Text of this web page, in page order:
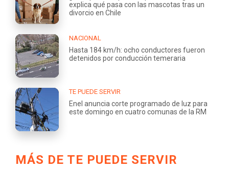
explica qué pasa con las mascotas tras un
divorcio en Chile
NACIONAL
Hasta 184 km/h: ocho conductores fueron
detenidos por conducción temeraria
TE PUEDE SERVIR
Enel anuncia corte programado de luz para
este domingo en cuatro comunas de la RM
MÁS DE TE PUEDE SERVIR